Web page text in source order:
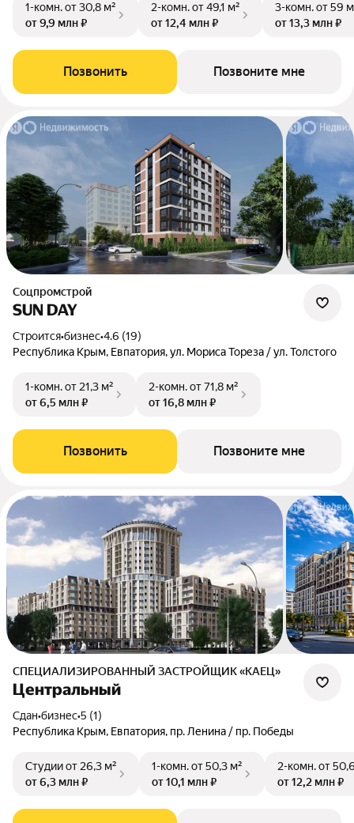
1-комн.от 30,8 м²
от 9,9 млн ₽
2-комн.от 49,1 м²
от 12,4 млн ₽
3-комн.от 59
от 13,3 млн ₽
Позвонить Позвоните мне
Соцпромстрой
SUN DAY
Строится•бизнес•4.6 (19)
Республика Крым, Евпатория, ул. Мориса Тореза / ул. Толстого
1-комн.от 21,3 м²
от 6,5 млн ₽
2-комн.от 71,8 м²
от 16,8 млн ₽
Позвонить Позвоните мне
СПЕЦИАЛИЗИРОВАННЫЙ ЗАСТРОЙЩИК «КАЕЦ»
Центральный
Сдан•бизнес•5 (1)
Республика Крым, Евпатория, пр. Ленина / пр. Победы
Студииот 26,3 м²
от 6,3 млн ₽
1-комн.от 50,3 м²
от 10,1 млн ₽
2-комн.от
от 12,2 млн ₽